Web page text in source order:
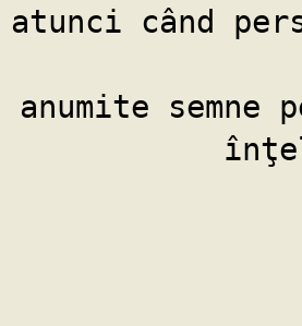
atunci când
anumite